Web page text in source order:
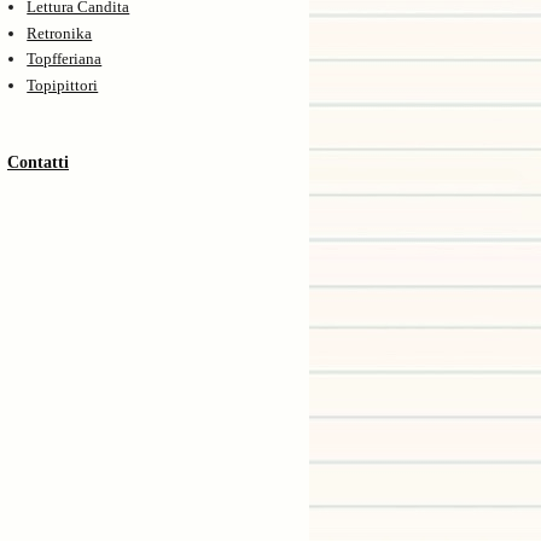
Lettura Candita
Retronika
Topfferiana
Topipittori
Contatti